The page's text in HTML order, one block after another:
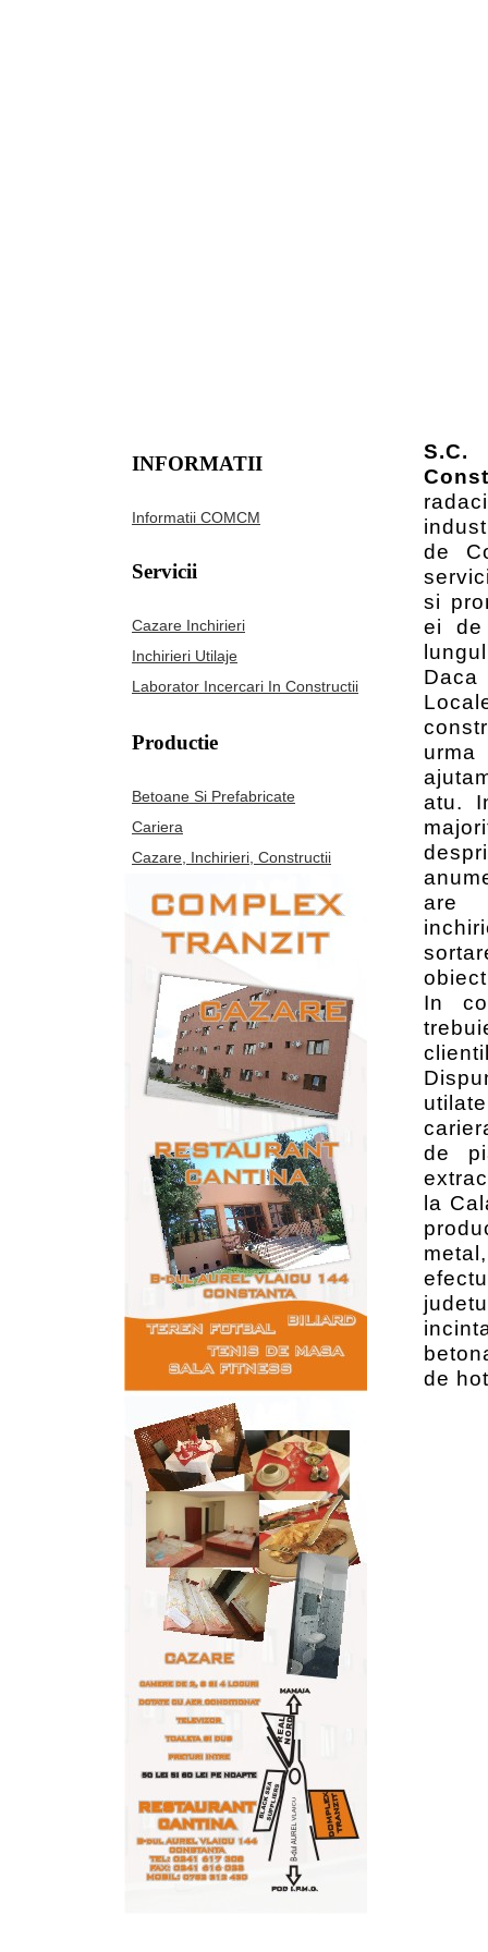
INFORMATII
Informatii COMCM
Servicii
Cazare Inchirieri
Inchirieri Utilaje
Laborator Incercari In Constructii
Productie
Betoane Si Prefabricate
Cariera
Cazare, Inchirieri, Constructii
S.C.
de
si
ei de
atu.
are
In
de
la
de